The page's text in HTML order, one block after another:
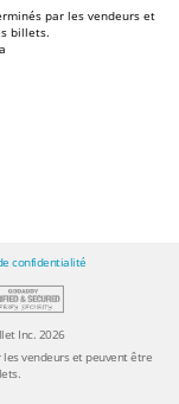
par les vendeurs et
billets.
confidentialité
Inc. 2026
vendeurs et peuvent être